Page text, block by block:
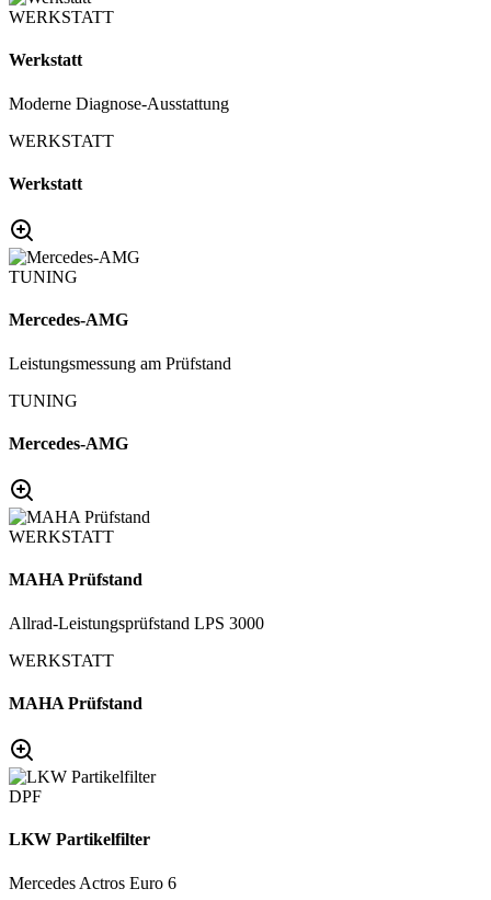
WERKSTATT
Werkstatt
Moderne Diagnose-Ausstattung
WERKSTATT
Werkstatt
TUNING
Mercedes-AMG
Leistungsmessung am Prüfstand
TUNING
Mercedes-AMG
WERKSTATT
MAHA Prüfstand
Allrad-Leistungsprüfstand LPS 3000
WERKSTATT
MAHA Prüfstand
DPF
LKW Partikelfilter
Mercedes Actros Euro 6